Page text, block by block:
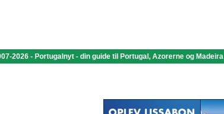
2026 - Portugalnyt - din guide til Portugal, Azorerne og Madeira